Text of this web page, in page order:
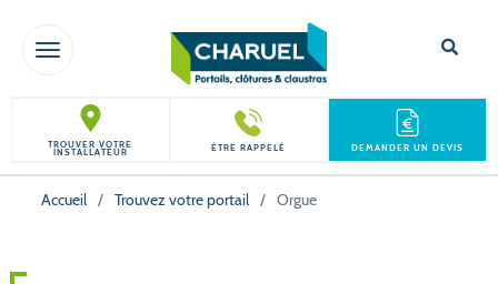
TOGGLE NAVIGATION
TROUVER VOTRE
INSTALLATEUR ÊTRE RAPPELÉ DEMANDER UN DEVIS
Accueil / Trouvez votre portail / Orgue